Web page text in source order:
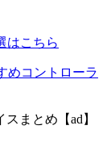
はこちら
めコントローラ
まとめ【ad】